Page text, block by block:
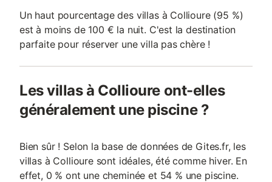
Un haut pourcentage des villas à Collioure (95 %)
est à moins de 100 € la nuit. C'est la destination
parfaite pour réserver une villa pas chère !
Les villas à Collioure ont-elles
généralement une piscine ?
Bien sûr ! Selon la base de données de Gites.fr, les
villas à Collioure sont idéales, été comme hiver. En
effet, 0 % ont une cheminée et 54 % une piscine.